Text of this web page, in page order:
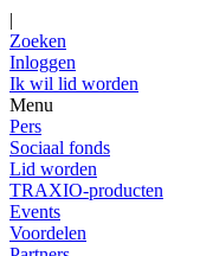
|
Zoeken
Inloggen
Ik wil lid worden
Menu
Pers
Sociaal fonds
Lid worden
TRAXIO-producten
Events
Voordelen